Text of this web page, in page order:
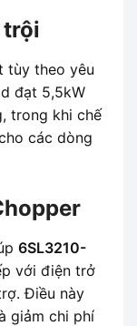
trội
tùy theo yêu
đạt 5,5kW
trong khi chế
các dòng
6SL3210-
với điện trở
Điều này
giảm chi phí